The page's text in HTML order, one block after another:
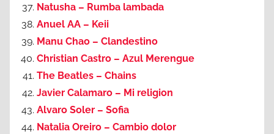
Natusha – Rumba lambada
Anuel AA – Keii
Manu Chao – Clandestino
Christian Castro – Azul Merengue
The Beatles – Chains
Javier Calamaro – Mi religion
Alvaro Soler – Sofia
Natalia Oreiro – Cambio dolor